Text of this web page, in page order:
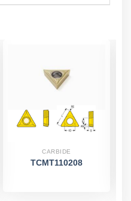
CARBIDE
TCMT110208